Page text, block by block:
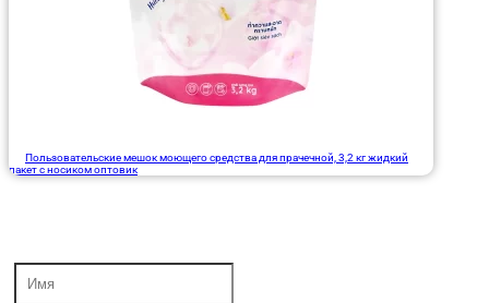
Пользовательские мешок моющего средства для прачечной, 3,2 кг жидкий
пакет с носиком оптовик